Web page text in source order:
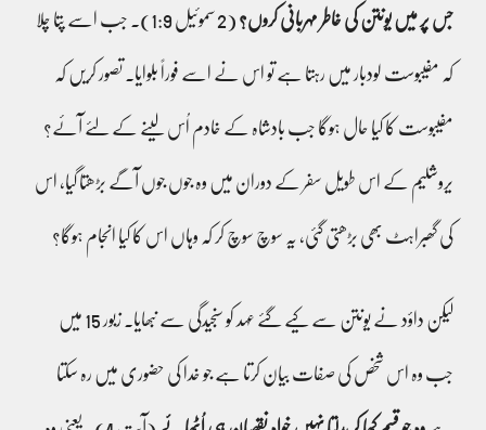
جس پر میں یونتن کی خاطر مہربانی کروں؟ (2 سموئیل 1:9)۔ جب اسے پتا چلا
کہ مفیبوست لودبار میں رہتا ہے تو اس نے اسے فوراً بلوایا۔ تصور کریں کہ
مفیبوست کا کیا حال ہوگا جب بادشاہ کے خادم اُس لینے کے لئے آئے؟
یروشلیم کے اس طویل سفر کے دوران میں وہ جوں جوں آگے بڑھتا گیا، اس
کی گھبراہٹ بھی بڑھتی گئی، یہ سوچ سوچ کر کہ وہاں اس کا کیا انجام ہوگا؟
لیکن داؤد نے یونتن سے کیے گئے عہد کو سنجیدگی سے نبھایا۔ زبور 15 میں
جب وہ اس شخص کی صفات بیان کرتا ہے جو خدا کی حضوری میں رہ سکتا